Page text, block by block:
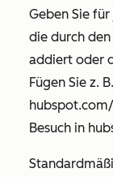
Geben Sie
die durch den
addiert oder
Fügen Sie z.
Besuch in